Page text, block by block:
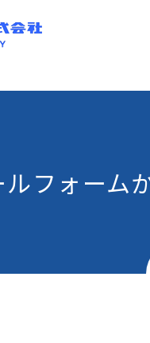
フォーム